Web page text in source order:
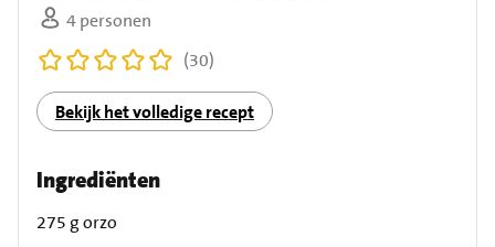
4 personen
(30)
Bekijk het volledige recept
Ingrediënten
275 g orzo